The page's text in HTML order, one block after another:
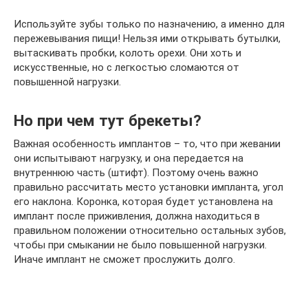
Используйте зубы только по назначению, а именно для
пережевывания пищи! Нельзя ими открывать бутылки,
вытаскивать пробки, колоть орехи. Они хоть и
искусственные, но с легкостью сломаются от
повышенной нагрузки.
Но при чем тут брекеты?
Важная особенность имплантов – то, что при жевании
они испытывают нагрузку, и она передается на
внутреннюю часть (штифт). Поэтому очень важно
правильно рассчитать место установки импланта, угол
его наклона. Коронка, которая будет установлена на
имплант после приживления, должна находиться в
правильном положении относительно остальных зубов,
чтобы при смыкании не было повышенной нагрузки.
Иначе имплант не сможет прослужить долго.